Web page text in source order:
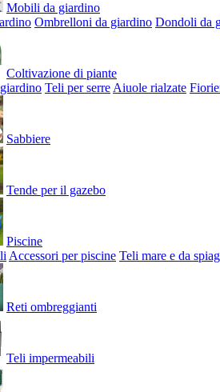
Mobili da giardino
Ombrelloni da giardino Dondoli da
Coltivazione di piante
Teli per serre Aiuole rialzate
Sabbiere
Tende per il gazebo
Piscine
Accessori per piscine Teli mare e da
Reti ombreggianti
Teli impermeabili